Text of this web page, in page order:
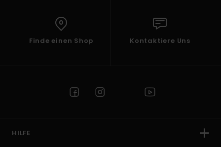
Finde einen Shop Kontaktiere Uns
HILFE